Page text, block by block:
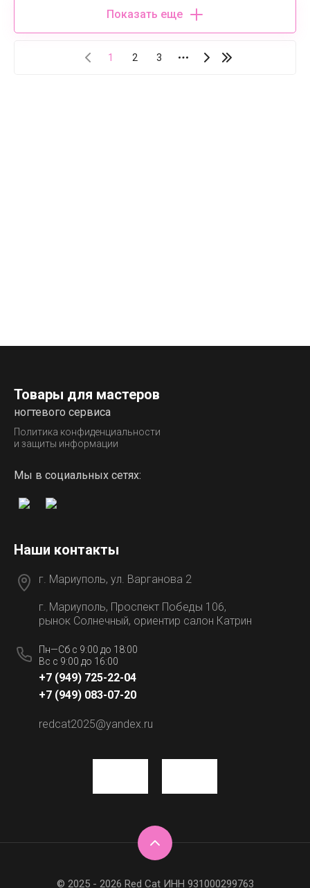
Показать еще
1 2 3
Товары для мастеров
ногтевого сервиса
Политика конфиденциальности
и защиты информации
Мы в социальных сетях:
Наши контакты
г. Мариуполь, ул. Варганова 2
г. Мариуполь, Проспект Победы 106,
рынок Солнечный, ориентир салон Катрин
Пн—Сб с 9:00 до 18:00
Вс с 9:00 до 16:00
+7 (949) 725-22-04
+7 (949) 083-07-20
redcat2025@yandex.ru
© 2025 - 2026 Red Cat ИНН 931000299763